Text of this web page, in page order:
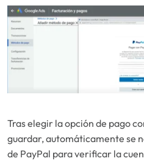
Tras elegir la opción de pago
guardar, automáticamente se
de PayPal para verificar la